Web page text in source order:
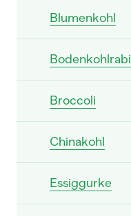
Blumenkohl
Bodenkohlrabi
Broccoli
Chinakohl
Essiggurke